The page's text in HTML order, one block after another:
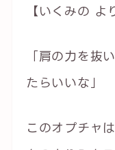
【いくみの よ
「肩の力を抜
たらいいな」
このオプチャ